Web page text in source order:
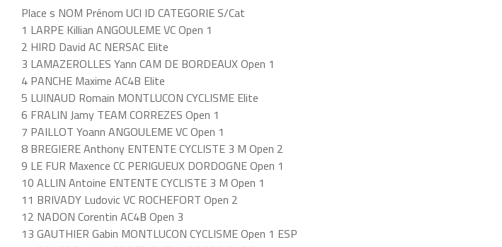
Place s NOM Prénom UCI ID CATEGORIE S/Cat
1 LARPE Killian ANGOULEME VC Open 1
2 HIRD David AC NERSAC Elite
3 LAMAZEROLLES Yann CAM DE BORDEAUX Open 1
4 PANCHE Maxime AC4B Elite
5 LUINAUD Romain MONTLUCON CYCLISME Elite
6 FRALIN Jamy TEAM CORREZES Open 1
7 PAILLOT Yoann ANGOULEME VC Open 1
8 BREGIERE Anthony ENTENTE CYCLISTE 3 M Open 2
9 LE FUR Maxence CC PERIGUEUX DORDOGNE Open 1
10 ALLIN Antoine ENTENTE CYCLISTE 3 M Open 1
11 BRIVADY Ludovic VC ROCHEFORT Open 2
12 NADON Corentin AC4B Open 3
13 GAUTHIER Gabin MONTLUCON CYCLISME Open 1 ESP